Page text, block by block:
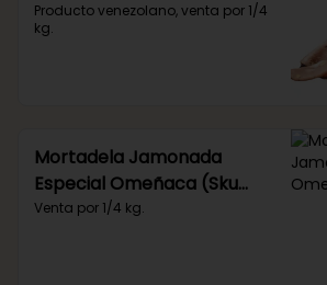
Producto venezolano, venta por 1/4
kg.
Mortadela Jamonada
Especial Omeñaca (Sku
160)
Venta por 1/4 kg.